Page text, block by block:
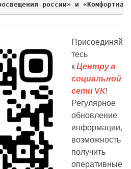
россии» и
Присоединяй
тесь
кЦентру в
социальной
сети VK!
Регулярное
обновление
информации,
возможность
получить
оперативные